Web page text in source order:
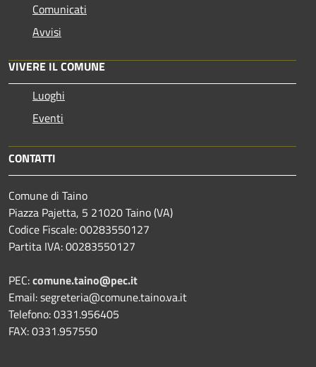
Comunicati
Avvisi
VIVERE IL COMUNE
Luoghi
Eventi
CONTATTI
Comune di Taino
Piazza Pajetta, 5 21020 Taino (VA)
Codice Fiscale: 00283550127
Partita IVA: 00283550127
PEC:comune.taino@pec.it
Email: segreteria@comune.taino.va.it
Telefono: 0331.956405
FAX: 0331.957550